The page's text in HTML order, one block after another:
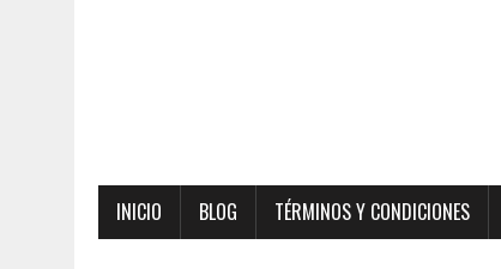
INICIO BLOG TÉRMINOS Y CONDICIONES